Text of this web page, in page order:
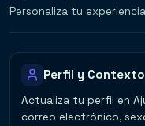
Personaliza tu
Perfil y
Actualiza tu perfil en
correo electrónico,